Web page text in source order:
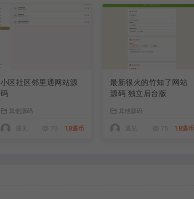
小区社区邻里通网站源
码
其他源码
遇见 70 1.8遇币
最新很火的竹知了网站
源码 独立后台版
其他源码
遇见 75 1.8遇币